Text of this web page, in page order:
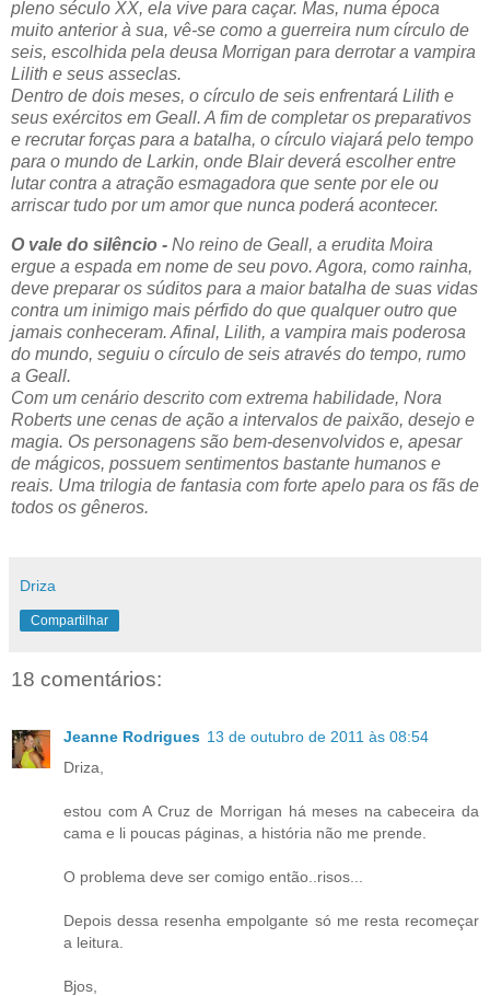
pleno século XX, ela vive para caçar. Mas, numa época
muito anterior à sua, vê-se como a guerreira num círculo de
seis, escolhida pela deusa Morrigan para derrotar a vampira
Lilith e seus asseclas.
Dentro de dois meses, o círculo de seis enfrentará Lilith e
seus exércitos em Geall. A fim de completar os preparativos
e recrutar forças para a batalha, o círculo viajará pelo tempo
para o mundo de Larkin, onde Blair deverá escolher entre
lutar contra a atração esmagadora que sente por ele ou
arriscar tudo por um amor que nunca poderá acontecer.
O vale do silêncio - No reino de Geall, a erudita Moira
ergue a espada em nome de seu povo. Agora, como rainha,
deve preparar os súditos para a maior batalha de suas vidas
contra um inimigo mais pérfido do que qualquer outro que
jamais conheceram. Afinal, Lilith, a vampira mais poderosa
do mundo, seguiu o círculo de seis através do tempo, rumo
a Geall.
Com um cenário descrito com extrema habilidade, Nora
Roberts une cenas de ação a intervalos de paixão, desejo e
magia. Os personagens são bem-desenvolvidos e, apesar
de mágicos, possuem sentimentos bastante humanos e
reais. Uma trilogia de fantasia com forte apelo para os fãs de
todos os gêneros.
Driza
Compartilhar
18 comentários:
Jeanne Rodrigues 13 de outubro de 2011 às 08:54
Driza,
estou com A Cruz de Morrigan há meses na cabeceira da
cama e li poucas páginas, a história não me prende.
O problema deve ser comigo então..risos...
Depois dessa resenha empolgante só me resta recomeçar
a leitura.
Bjos,